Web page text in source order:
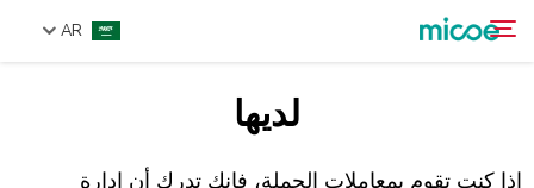
AR
المنتجات
ابحث
لديها
إذا كنت تقوم بمعاملات الجملة، فإنك تدرك أن إدارة